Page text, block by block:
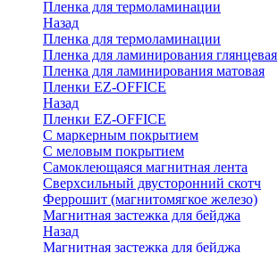
Пленка для термоламинации
Назад
Пленка для термоламинации
Пленка для ламинирования глянцевая
Пленка для ламинирования матовая
Пленки EZ-OFFICE
Назад
Пленки EZ-OFFICE
С маркерным покрытием
С меловым покрытием
Самоклеющаяся магнитная лента
Сверхсильный двусторонний скотч
Феррошит (магнитомягкое железо)
Магнитная застежка для бейджа
Назад
Магнитная застежка для бейджа